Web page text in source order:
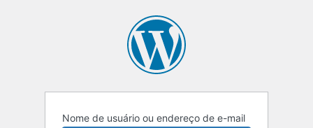
Nome de usuário ou endereço de e-mail